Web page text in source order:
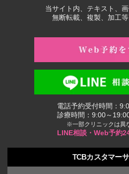
当サイト内、テキスト、
無断転載、複製、加工等
電話予約受付時間：
診療時間：9:00～
※一部クリニックは異
LINE相談・Web予約
TCBカスタマー